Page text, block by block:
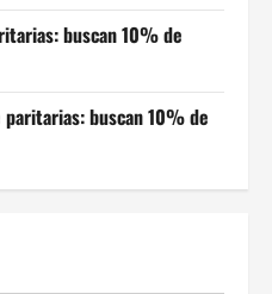
buscan 10% de
paritarias: buscan 10% de